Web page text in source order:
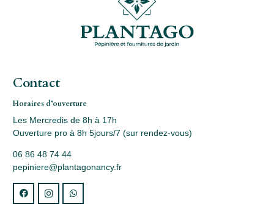
Contact
Horaires d’ouverture
Les Mercredis de 8h à 17h
Ouverture pro à 8h 5jours/7 (sur rendez-vous)
06 86 48 74 44
pepiniere@plantagonancy.fr